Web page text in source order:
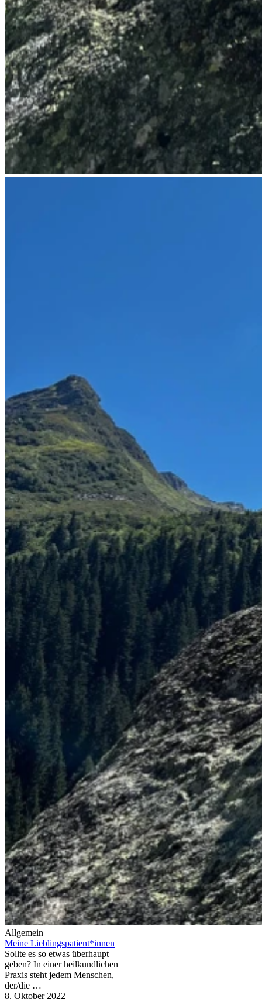
Allgemein
Meine Lieblingspatient*innen
Sollte es so etwas überhaupt
geben? In einer heilkundlichen
Praxis steht jedem Menschen,
der/die …
8. Oktober 2022